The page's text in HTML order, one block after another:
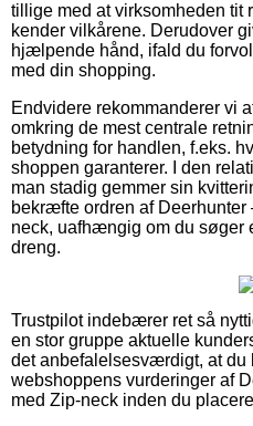
tillige med at virksomheden tit
kender vilkårene. Derudover
hjælpende hånd, ifald du
med din shopping.
Endvidere rekommanderer vi
omkring de mest centrale
betydning for handlen, f.eks.
shoppen garanterer. I den
man stadig gemmer sin
bekræfte ordren af
neck, uafhængig om du søger
dreng.
Trustpilot indebærer ret så
en stor gruppe aktuelle
det anbefalelsesværdigt, at du
webshoppens vurderinger af
med Zip-neck inden du